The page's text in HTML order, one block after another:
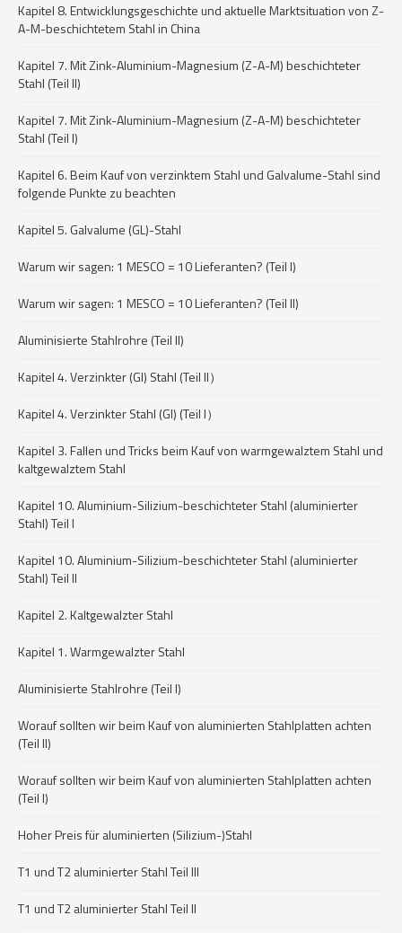
Kapitel 8. Entwicklungsgeschichte und aktuelle Marktsituation von Z-
A-M-beschichtetem Stahl in China
Kapitel 7. Mit Zink-Aluminium-Magnesium (Z-A-M) beschichteter
Stahl (Teil II)
Kapitel 7. Mit Zink-Aluminium-Magnesium (Z-A-M) beschichteter
Stahl (Teil I)
Kapitel 6. Beim Kauf von verzinktem Stahl und Galvalume-Stahl sind
folgende Punkte zu beachten
Kapitel 5. Galvalume (GL)-Stahl
Warum wir sagen: 1 MESCO = 10 Lieferanten? (Teil I)
Warum wir sagen: 1 MESCO = 10 Lieferanten? (Teil II)
Aluminisierte Stahlrohre (Teil II)
Kapitel 4. Verzinkter (GI) Stahl (Teil II）
Kapitel 4. Verzinkter Stahl (GI) (Teil I）
Kapitel 3. Fallen und Tricks beim Kauf von warmgewalztem Stahl und
kaltgewalztem Stahl
Kapitel 10. Aluminium-Silizium-beschichteter Stahl (aluminierter
Stahl) Teil I
Kapitel 10. Aluminium-Silizium-beschichteter Stahl (aluminierter
Stahl) Teil II
Kapitel 2. Kaltgewalzter Stahl
Kapitel 1. Warmgewalzter Stahl
Aluminisierte Stahlrohre (Teil I)
Worauf sollten wir beim Kauf von aluminierten Stahlplatten achten
(Teil II)
Worauf sollten wir beim Kauf von aluminierten Stahlplatten achten
(Teil I)
Hoher Preis für aluminierten (Silizium-)Stahl
T1 und T2 aluminierter Stahl Teil III
T1 und T2 aluminierter Stahl Teil II